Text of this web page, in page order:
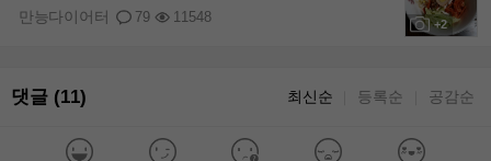
+2
79 11548
만능다이어터
댓글 (11) 최신순 등록순 공감순